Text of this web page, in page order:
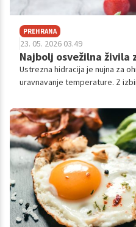
PREHRANA
23. 05. 2026 03.49
Najbolj osvežilna živila
Ustrezna hidracija je nujna za
uravnavanje temperature. Z
dehidracijo ter poskrbimo za